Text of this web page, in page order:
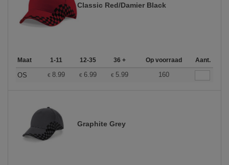
Classic Red/Damier Black
Maat 1-11 12-35 36 + Op voorraad Aant.
OS € 8.99 € 6.99 € 5.99 160
Graphite Grey